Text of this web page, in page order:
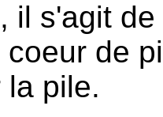
il s'agit
de
la pile.